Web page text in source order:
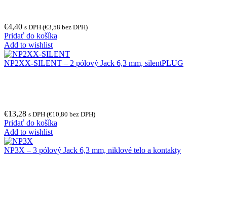
€4,40 s DPH (€3,58 bez DPH)
Pridať do košíka
Add to wishlist
NP2XX-SILENT – 2 pólový Jack 6,3 mm, silentPLUG
€13,28 s DPH (€10,80 bez DPH)
Pridať do košíka
Add to wishlist
NP3X – 3 pólový Jack 6,3 mm, niklové telo a kontakty